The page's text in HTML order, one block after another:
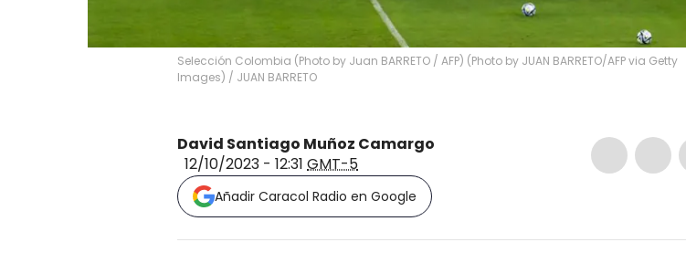
Selección Colombia (Photo by Juan BARRETO / AFP) (Photo by JUAN BARRETO/AFP via Getty
Images) / JUAN BARRETO
David Santiago Muñoz Camargo
12/10/2023 - 12:31 GMT-5
Añadir Caracol Radio en Google